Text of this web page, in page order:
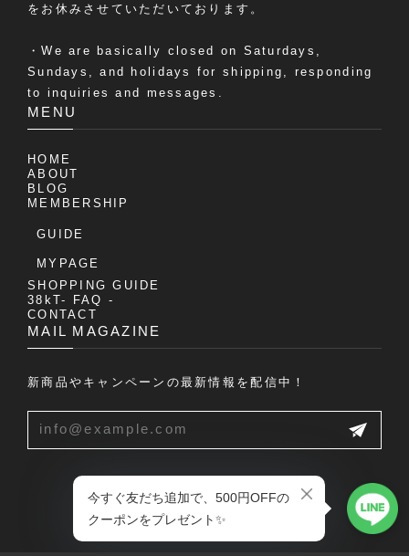
をお休みさせていただいております。
・We are basically closed on Saturdays,
Sundays, and holidays for shipping, responding
to inquiries and messages.
MENU
HOME
ABOUT
BLOG
MEMBERSHIP
GUIDE
MYPAGE
SHOPPING GUIDE
38kT- FAQ -
CONTACT
MAIL MAGAZINE
新商品やキャンペーンの最新情報を配信中！